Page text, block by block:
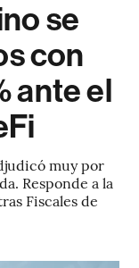
se
con
ante el
muy por
Responde a la
Fiscales de